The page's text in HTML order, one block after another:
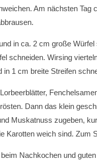
Am nächsten
in ca. 2 cm große
schneiden. Wirsing
in 1 cm breite Streifen
Dann das klein
Muskatnuss zugeben,
Karotten weich sind. Zum
Nachkochen und guten